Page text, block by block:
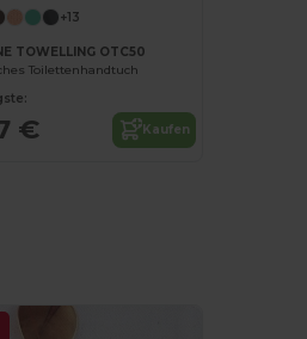
+13
TOWELLING OTC50
Toilettenhandtuch
€ Kaufen